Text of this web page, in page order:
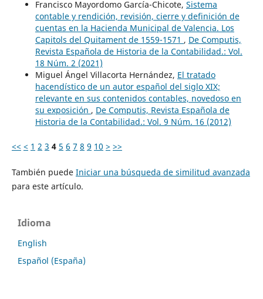
Francisco Mayordomo García-Chicote, Sistema
contable y rendición, revisión, cierre y definición de
cuentas en la Hacienda Municipal de Valencia. Los
Capitols del Quitament de 1559-1571 , De Computis,
Revista Española de Historia de la Contabilidad.: Vol.
18 Núm. 2 (2021)
Miguel Ángel Villacorta Hernández, El tratado
hacendístico de un autor español del siglo XIX;
relevante en sus contenidos contables, novedoso en
su exposición , De Computis, Revista Española de
Historia de la Contabilidad.: Vol. 9 Núm. 16 (2012)
<< < 1 2 3 4 5 6 7 8 9 10 > >>
También puede Iniciar una búsqueda de similitud avanzada
para este artículo.
Idioma
English
Español (España)